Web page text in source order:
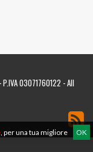
03071760122 - All
, per una tua migliore
OK